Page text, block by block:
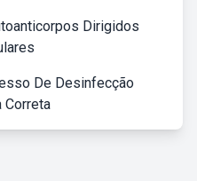
Dirigidos
De Desinfecção
Correta